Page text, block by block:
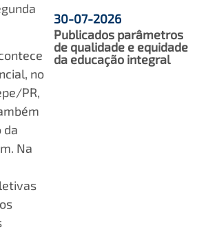
no
PR,
da
Na
30-07-2026
Publicados parâmetros
de qualidade e equidade
da educação integral